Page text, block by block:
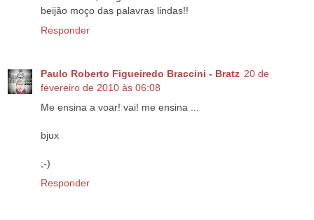
beijão moço das palavras lindas!!
Responder
Paulo Roberto Figueiredo Braccini - Bratz 20 de
fevereiro de 2010 às 06:08
Me ensina a voar! vai! me ensina ...
bjux
;-)
Responder